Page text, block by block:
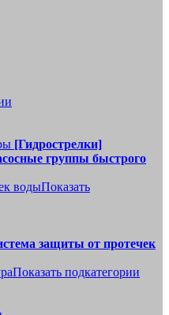
[Гидрострелки]
группы быстрого
водыПоказать
защиты от протечек
Показать подкатегории